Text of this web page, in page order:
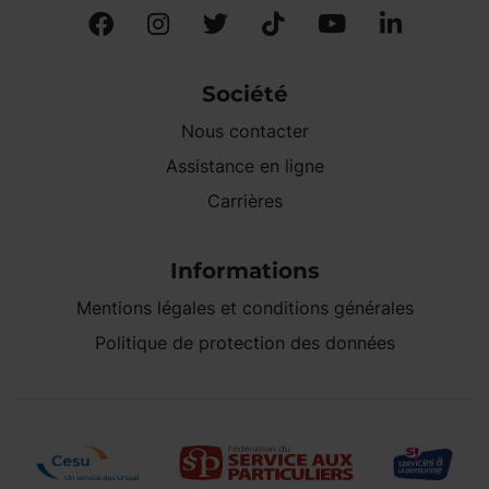
Société
Nous contacter
Assistance en ligne
Carrières
Informations
Mentions légales et conditions générales
Politique de protection des données